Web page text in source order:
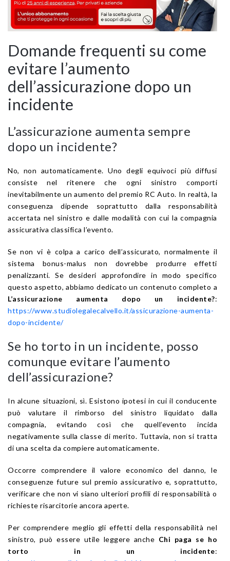
Domande frequenti su come
evitare l’aumento
dell’assicurazione dopo un
incidente
L’assicurazione aumenta sempre
dopo un incidente?
No, non automaticamente. Uno degli equivoci più diffusi
consiste nel ritenere che ogni sinistro comporti
inevitabilmente un aumento del premio RC Auto. In realtà, la
conseguenza dipende soprattutto dalla responsabilità
accertata nel sinistro e dalle modalità con cui la compagnia
assicurativa classifica l’evento.
Se non vi è colpa a carico dell’assicurato, normalmente il
sistema bonus-malus non dovrebbe produrre effetti
penalizzanti. Se desideri approfondire in modo specifico
questo aspetto, abbiamo dedicato un contenuto completo a
L’assicurazione aumenta dopo un incidente?:
https://www.studiolegalecalvello.it/assicurazione-aumenta-
dopo-incidente/
Se ho torto in un incidente, posso
comunque evitare l’aumento
dell’assicurazione?
In alcune situazioni, sì. Esistono ipotesi in cui il conducente
può valutare il rimborso del sinistro liquidato dalla
compagnia, evitando così che quell’evento incida
negativamente sulla classe di merito. Tuttavia, non si tratta
di una scelta da compiere automaticamente.
Occorre comprendere il valore economico del danno, le
conseguenze future sul premio assicurativo e, soprattutto,
verificare che non vi siano ulteriori profili di responsabilità o
richieste risarcitorie ancora aperte.
Per comprendere meglio gli effetti della responsabilità nel
sinistro, può essere utile leggere anche Chi paga se ho
torto in un incidente: